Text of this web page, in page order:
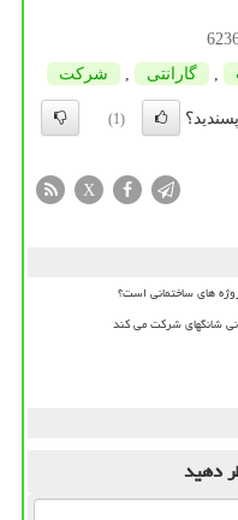
, گارانتی , شركت
(1)
X
های ساختمانی است؟
دهید